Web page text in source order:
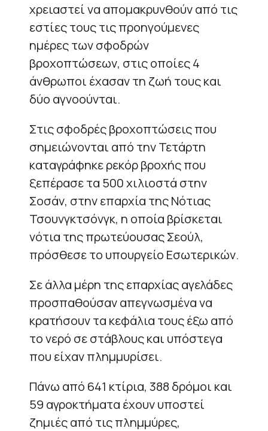
χρειαστεί να απομακρυνθούν από τις
εστίες τους τις προηγούμενες
ημέρες των σφοδρών
βροχοπτώσεων, στις οποίες 4
άνθρωποι έχασαν τη ζωή τους και
δύο αγνοούνται.
Στις σφοδρές βροχοπτώσεις που
σημειώνονται από την Τετάρτη
καταγράφηκε ρεκόρ βροχής που
ξεπέρασε τα 500 χιλιοστά στην
Σοσάν, στην επαρχία της Νότιας
Τσουνγκτσόνγκ, η οποία βρίσκεται
νότια της πρωτεύουσας Σεούλ,
πρόσθεσε το υπουργείο Εσωτερικών.
Σε άλλα μέρη της επαρχίας αγελάδες
προσπαθούσαν απεγνωσμένα να
κρατήσουν τα κεφάλια τους έξω από
το νερό σε στάβλους και υπόστεγα
που είχαν πλημμυρίσει.
Πάνω από 641 κτίρια, 388 δρόμοι και
59 αγροκτήματα έχουν υποστεί
ζημιές από τις πλημμύρες,